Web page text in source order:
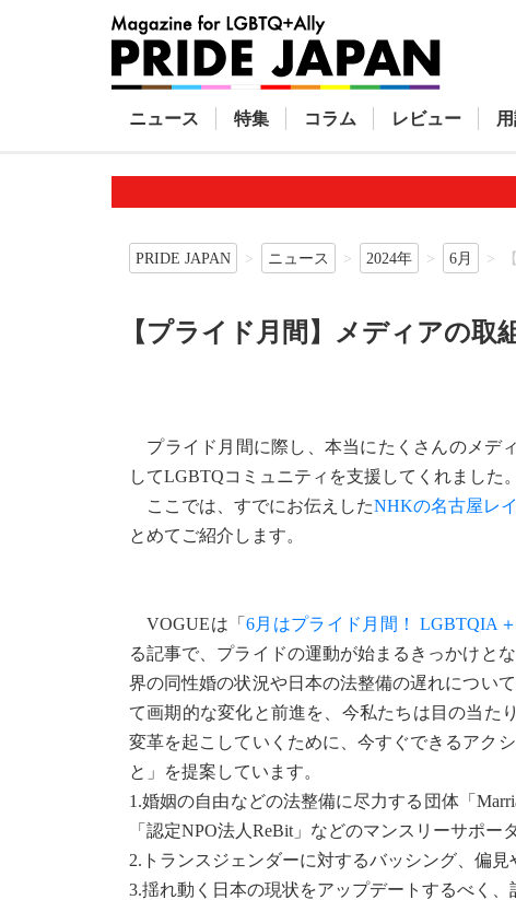
ニュース 特集 コラム レビュー
PRIDE JAPAN ニュース 2024年 6月
【プライド月間】メディアの取
プライド月間に際し、本当にたくさんのメデ
してLGBTQコミュニティを支援してくれました。
ここでは、すでにお伝えしたNHKの名古屋レ
とめてご紹介します。
VOGUEは「6月はプライド月間！ LGBTQIA
る記事で、プライドの運動が始まるきっかけと
界の同性婚の状況や日本の法整備の遅れについ
て画期的な変化と前進を、今私たちは目の当た
変革を起こしていくために、今すぐできるアク
と」を提案しています。
1.婚姻の自由などの法整備に尽力する団体「
「認定NPO法人ReBit」などのマンスリーサポー
2.トランスジェンダーに対するバッシング、偏見
3.揺れ動く日本の現状をアップデートするべく、